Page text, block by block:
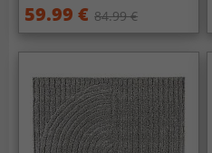
59.99 € 84.99 €